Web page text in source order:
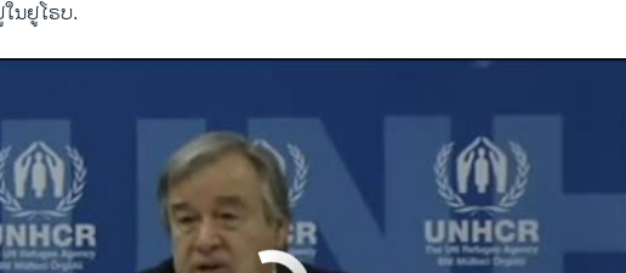
ນຢູໂຣບ.